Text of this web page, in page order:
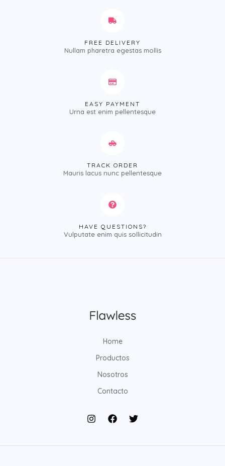
FREE DELIVERY
Nullam pharetra egestas mollis
EASY PAYMENT
Urna est enim pellentesque
TRACK ORDER
Mauris lacus nunc pellentesque
HAVE QUESTIONS?
Vulputate enim quis sollicitudin
Home
Productos
Nosotros
Contacto